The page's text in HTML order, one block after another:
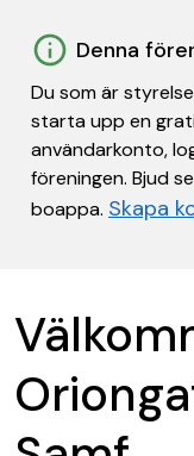
Denna
Du som är
starta upp en
användarkonto,
föreningen. Bjud
boappa. Skapa